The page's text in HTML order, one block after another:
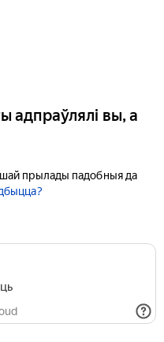
адпраўлялі вы, а
прылады падобныя да